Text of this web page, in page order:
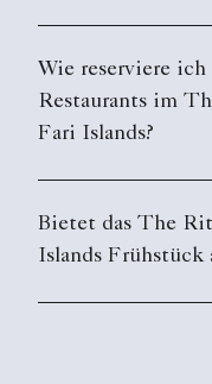
Wie reserviere
Restaurants im
Fari Islands?
Bietet das The
Islands Frühstück